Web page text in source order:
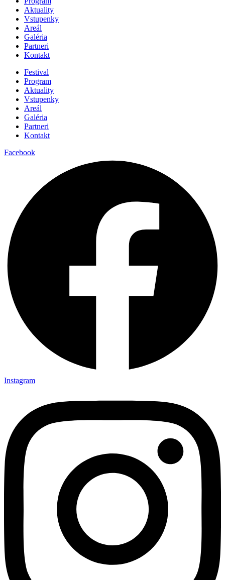
Aktuality
Vstupenky
Areál
Galéria
Partneri
Kontakt
Festival
Program
Aktuality
Vstupenky
Areál
Galéria
Partneri
Kontakt
Facebook
Instagram